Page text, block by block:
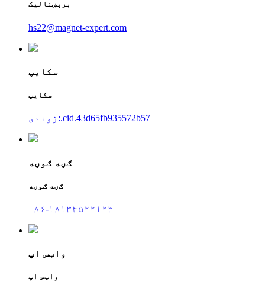
برېښنالیک
hs22@magnet-expert.com
سکایپ
سکایپ
ژوندی:.cid.43d65fb935572b57
ګڼه ګوڼه
ګڼه ګوڼه
+۸۶-۱۸۱۳۴۵۲۲۱۲۳
واټس اپ
واټس اپ